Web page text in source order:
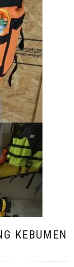
KEBUMEN